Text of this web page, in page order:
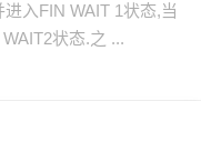
入FIN WAIT 1状态,当
状态.之 ...